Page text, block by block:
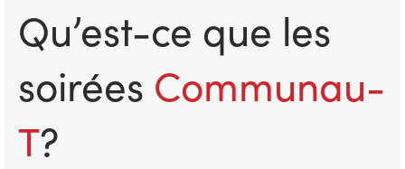
Qu’est-ce que les
soirées Communau-
T?